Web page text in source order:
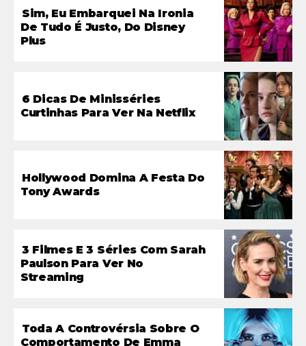
Sim, Eu Embarquei Na Ironia
De Tudo É Justo, Do Disney
Plus
6 Dicas De Minisséries
Curtinhas Para Ver Na Netflix
Hollywood Domina A Festa Do
Tony Awards
3 Filmes E 3 Séries Com Sarah
Paulson Para Ver No
Streaming
Toda A Controvérsia Sobre O
Comportamento De Emma